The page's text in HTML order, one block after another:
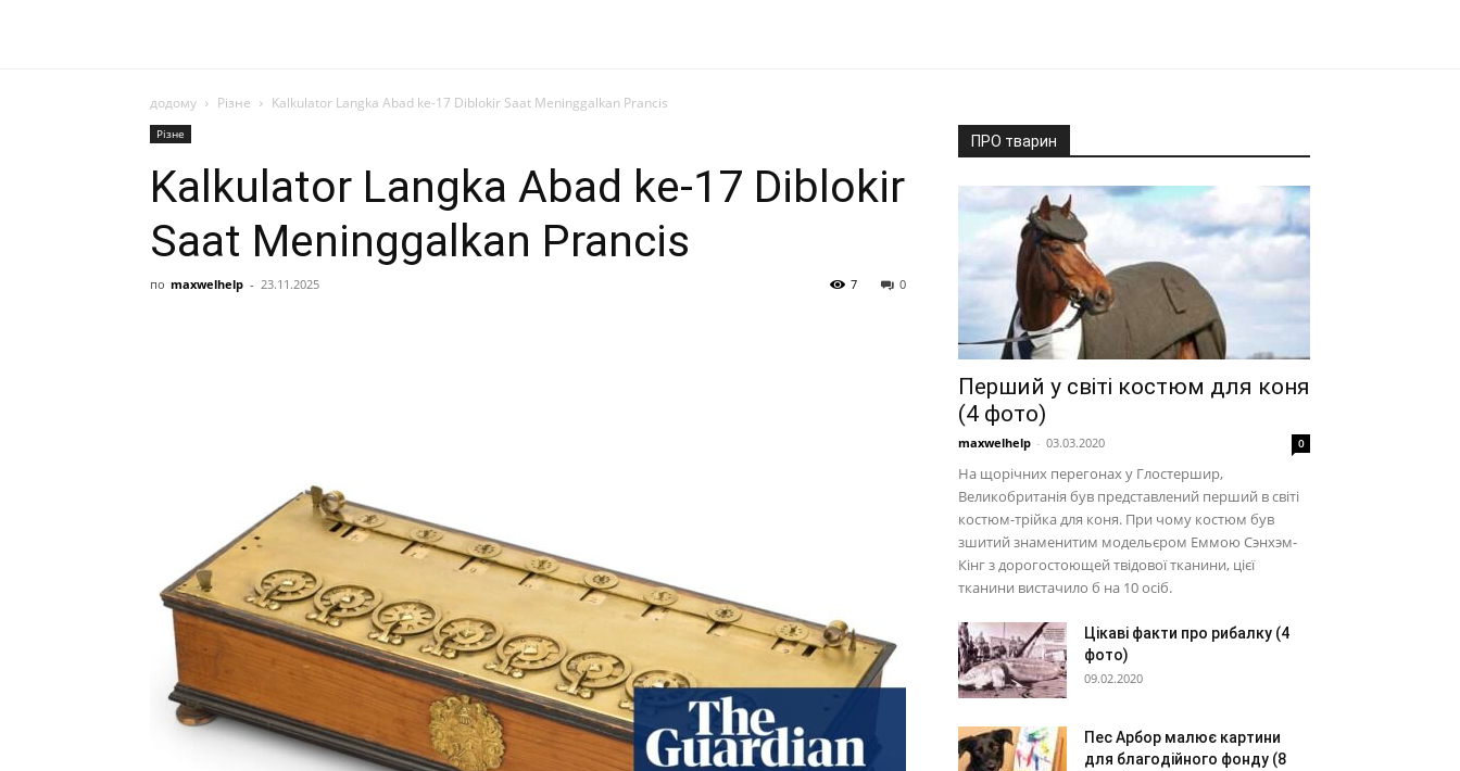
додому Різне Kalkulator Langka Abad ke-17 Diblokir Saat Meninggalkan Prancis
Різне
Kalkulator Langka Abad ke-17 Diblokir
Saat Meninggalkan Prancis
по maxwelhelp - 23.11.2025 0
7
ПРО тварин
Перший у світі костюм для коня
(4 фото)
maxwelhelp - 03.03.2020 0
На щорічних перегонах у Глостершир,
Великобританія був представлений перший в світі
костюм-трійка для коня. При чому костюм був
зшитий знаменитим модельєром Еммою Сэнхэм-
Кінг з дорогостоющей твідової тканини, цієї
тканини вистачило б на 10 осіб.
Цікаві факти про рибалку (4
фото)
09.02.2020
Пес Арбор малює картини
для благодійного фонду (8